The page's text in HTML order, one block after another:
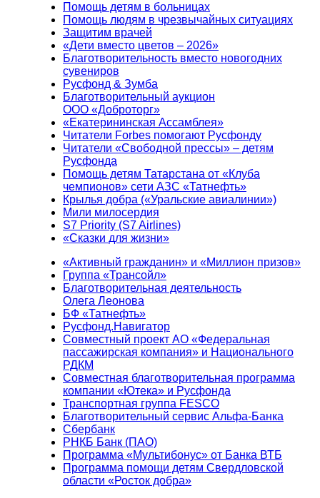
Помощь детям в больницах
Помощь людям в чрезвычайных ситуациях
Защитим врачей
«Дети вместо цветов – 2026»
Благотворительность вместо новогодних
сувениров
Русфонд & Зумба
Благотворительный аукцион
ООО «Доброторг»
«Екатерининская Ассамблея»
Читатели Forbes помогают Русфонду
Читатели «Свободной прессы» – детям
Русфонда
Помощь детям Татарстана от «Клуба
чемпионов» сети АЗС «Татнефть»
Крылья добра («Уральские авиалинии»)
Мили милосердия
S7 Priority (S7 Airlines)
«Сказки для жизни»
«Активный гражданин» и «Миллион призов»
Группа «Трансойл»
Благотворительная деятельность
Олега Леонова
БФ «Татнефть»
Русфонд.Навигатор
Совместный проект АО «Федеральная
пассажирская компания» и Национального
РДКМ
Совместная благотворительная программа
компании «Ютека» и Русфонда
Транспортная группа FESCO
Благотворительный сервис Альфа-Банка
Сбербанк
РНКБ Банк (ПАО)
Программа «Мультибонус» от Банка ВТБ
Программа помощи детям Свердловской
области «Росток добра»